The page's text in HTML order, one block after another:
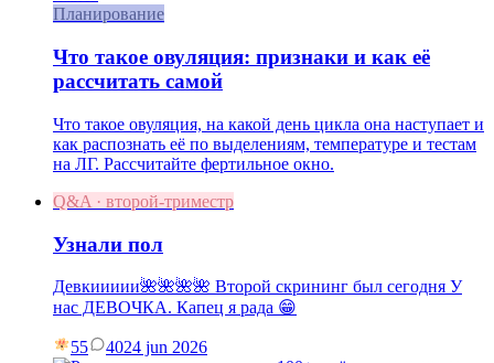
Планирование
Что такое овуляция: признаки и как её
рассчитать самой
Что такое овуляция, на какой день цикла она наступает и
как распознать её по выделениям, температуре и тестам
на ЛГ. Рассчитайте фертильное окно.
Q&A · второй-триместр
Узнали пол
Девкиииии🌺🌺🌺🌺 Второй скрининг был сегодня У
нас ДЕВОЧКА. Капец я рада 😁
55 4024 jun 2026